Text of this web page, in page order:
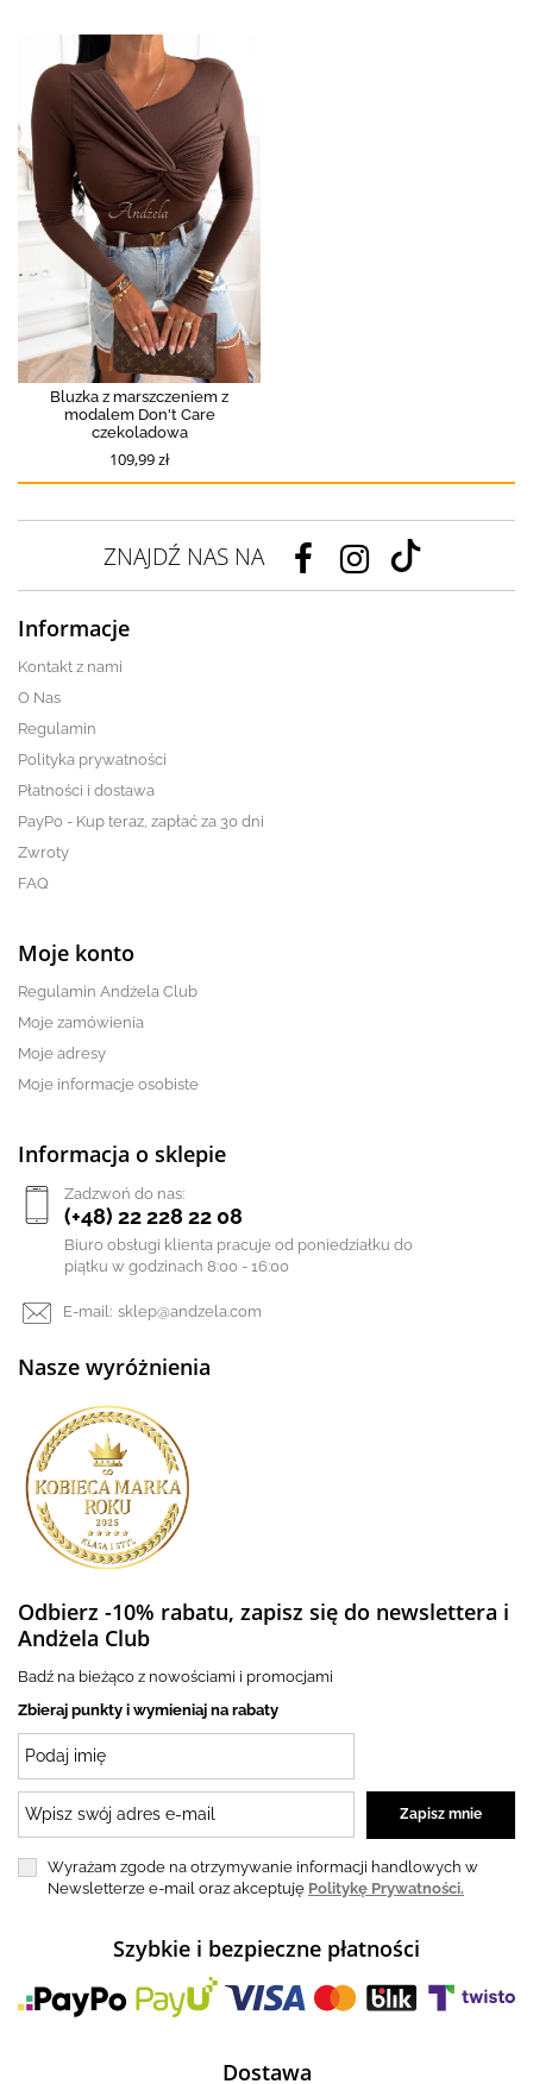
Bluzka z marszczeniem z
modalem Don't Care
czekoladowa
109,99 zł
ZNAJDŹ NAS NA
Informacje
Kontakt z nami
O Nas
Regulamin
Polityka prywatności
Płatności i dostawa
PayPo - Kup teraz, zapłać za 30 dni
Zwroty
FAQ
Moje konto
Regulamin Andżela Club
Moje zamówienia
Moje adresy
Moje informacje osobiste
Informacja o sklepie
Zadzwoń do nas:
(+48) 22 228 22 08
Biuro obsługi klienta pracuje od poniedziałku do
piątku w godzinach 8:00 - 16:00
E-mail: sklep@andzela.com
Nasze wyróżnienia
Odbierz -10% rabatu, zapisz się do newslettera i
Andżela Club
Badź na bieżąco z nowościami i promocjami
Zbieraj punkty i wymieniaj na rabaty
Wyrażam zgode na otrzymywanie informacji handlowych w
Newsletterze e-mail oraz akceptuję Politykę Prywatności.
Szybkie i bezpieczne płatności
Dostawa